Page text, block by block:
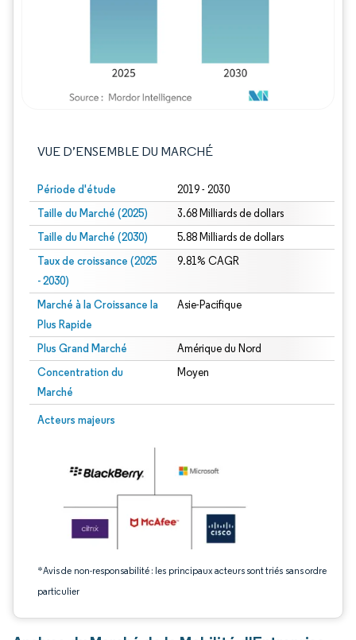
VUE D’ENSEMBLE DU MARCHÉ
Période d'étude 2019 - 2030
Taille du Marché (2025) 3.68 Milliards de dollars
Taille du Marché (2030) 5.88 Milliards de dollars
Taux de croissance (2025
- 2030)
9.81% CAGR
Marché à la Croissance la
Plus Rapide
Asie-Pacifique
Plus Grand Marché Amérique du Nord
Concentration du
Marché
Moyen
Acteurs majeurs
*Avis de non-responsabilité : les principaux acteurs sont triés sans ordre
particulier
Image © Mordor Intelligence. La réutilisation nécessite une attribution sous CC